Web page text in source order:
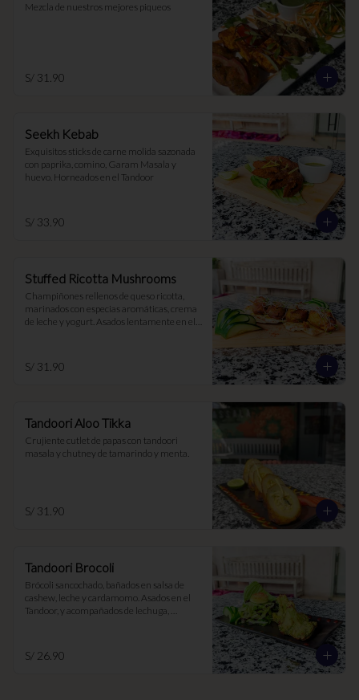
Mezcla de nuestros mejores piqueos
S/ 31.90
Seekh Kebab
Exquisitos sticks de carne molida sazonada
con paprika, comino, Garam Masala y
huevo. Horneados en el Tandoor
S/ 33.90
Stuffed Ricotta Mushrooms
Champiñones rellenos de queso ricotta,
marinados con especias aromáticas, crema
de leche y yogurt. Asados lentamente en el
S/ 31.90
Tandoori Aloo Tikka
Crujiente cutlet de papas con tandoori
masala y chutney de tamarindo y menta.
S/ 31.90
Tandoori Brocoli
Brócoli sancochado, bañados en salsa de
cashew, leche y cardamomo. Asados en el
Tandoor, y acompañados de lechuga,
S/ 26.90